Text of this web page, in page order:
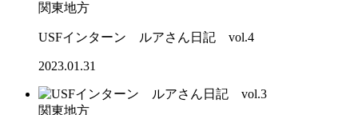
関東地方
USFインターン ルアさん日記 vol.4
2023.01.31
関東地方